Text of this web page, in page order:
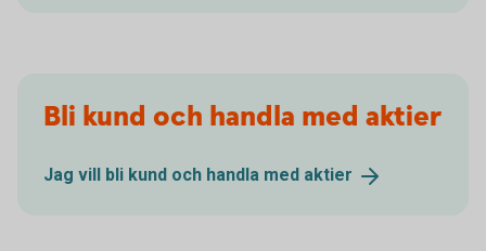
Bli kund och handla med aktier
Jag vill bli kund och handla med aktier